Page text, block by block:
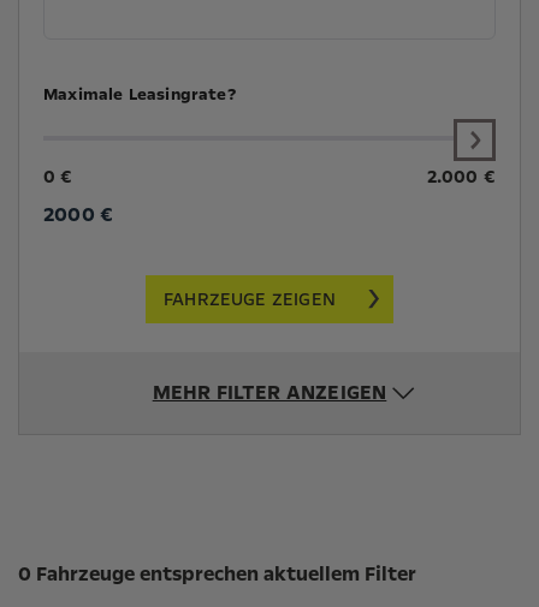
Maximale Leasingrate?
0 € 2.000 €
2000 €
FAHRZEUGE ZEIGEN
MEHR FILTER ANZEIGEN
Suchergebnisse
0 Fahrzeuge entsprechen aktuellem Filter